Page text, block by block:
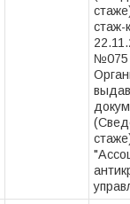
стаж-
№075